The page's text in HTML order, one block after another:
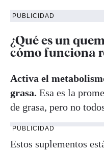
PUBLICIDAD
¿Qué es un
cómo funciona
Activa el
grasa. Esa es la
de grasa, pero no
PUBLICIDAD
Estos suplementos